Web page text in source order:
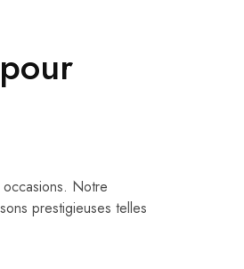
Notre
prestigieuses telles